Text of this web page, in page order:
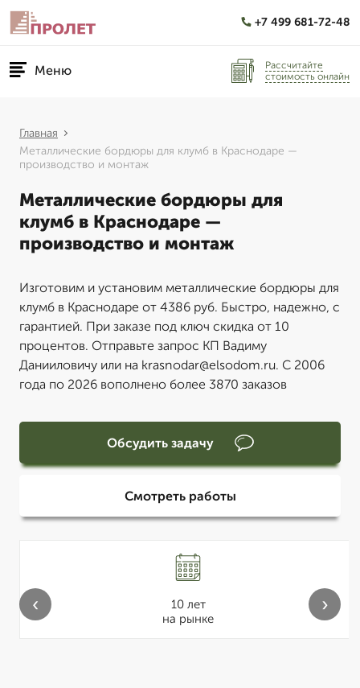
+7 499 681-72-48
Меню
Рассчитайте
стоимость онлайн
Главная
Металлические бордюры для клумб в Краснодаре —
производство и монтаж
Металлические бордюры для
клумб в Краснодаре —
производство и монтаж
Изготовим и установим металлические бордюры для
клумб в Краснодаре от 4386 руб. Быстро, надежно, с
гарантией. При заказе под ключ скидка от 10
процентов. Отправьте запрос КП Вадиму
Данииловичу или на krasnodar@elsodom.ru. С 2006
года по 2026 вополнено более 3870 заказов
Обсудить задачу
Смотреть работы
10 лет
на рынке
‹ ›